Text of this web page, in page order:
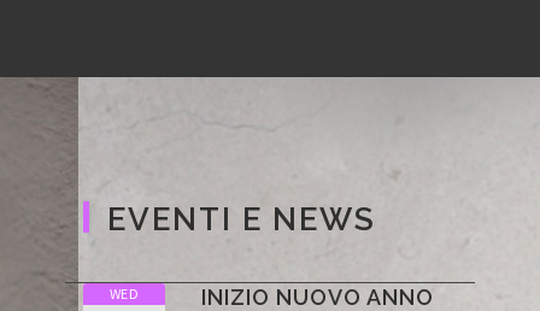
EVENTI E NEWS
WED
INIZIO NUOVO ANNO